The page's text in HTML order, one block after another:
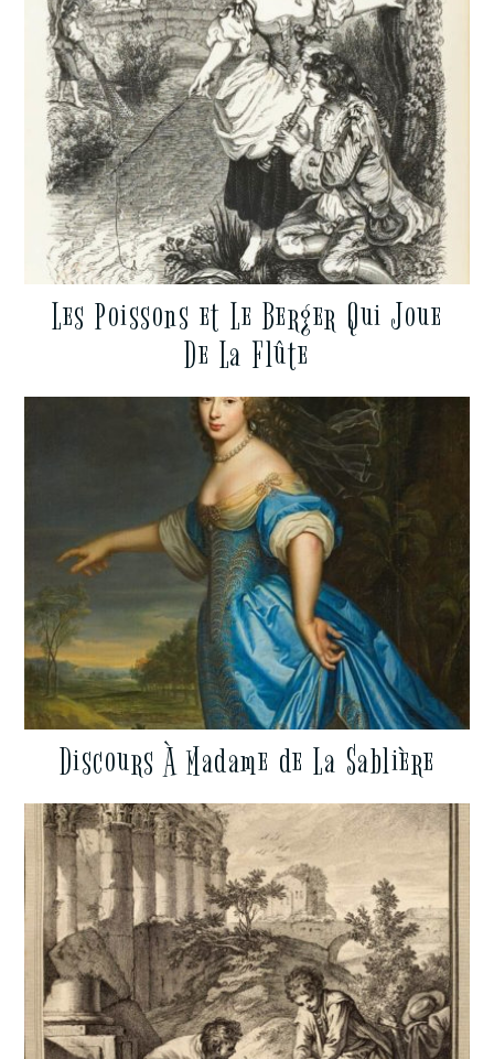
Les Poissons et Le Berger Qui Joue
De La Flûte
Discours À Madame de La Sablière